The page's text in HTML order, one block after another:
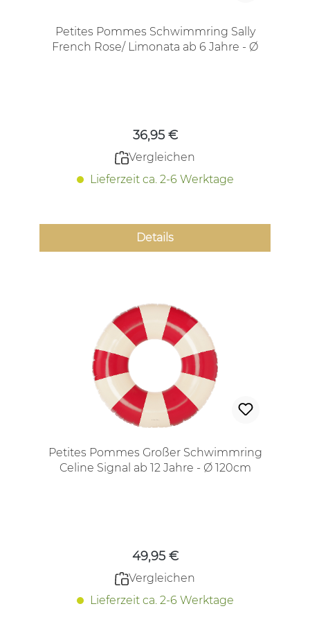
Petites Pommes Schwimmring Sally
French Rose/ Limonata ab 6 Jahre - Ø
36,95 €
Vergleichen
Lieferzeit ca. 2-6 Werktage
Details
Petites Pommes Großer Schwimmring
Celine Signal ab 12 Jahre - Ø 120cm
49,95 €
Vergleichen
Lieferzeit ca. 2-6 Werktage